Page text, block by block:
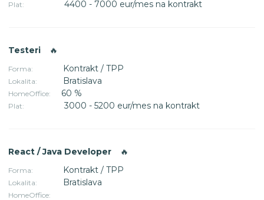
Plat: 4400 - 7000 eur/mes na kontrakt
Testeri 🔥
Forma: Kontrakt / TPP
Lokalita: Bratislava
HomeOffice: 60 %
Plat: 3000 - 5200 eur/mes na kontrakt
React / Java Developer 🔥
Forma: Kontrakt / TPP
Lokalita: Bratislava
HomeOffice: